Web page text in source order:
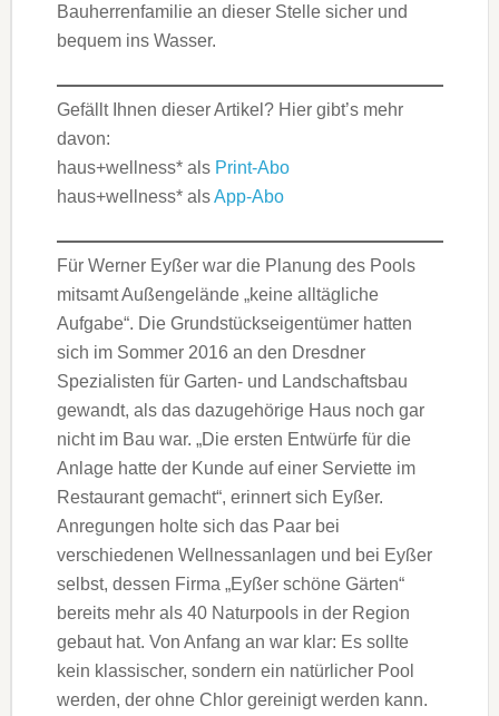
Bauherrenfamilie an dieser Stelle sicher und
bequem ins Wasser.
Gefällt Ihnen dieser Artikel? Hier gibt’s mehr
davon:
haus+wellness* als Print-Abo
haus+wellness* alsApp-Abo
Für Werner Eyßer war die Planung des Pools
mitsamt Außengelände „keine alltägliche
Aufgabe“. Die Grundstückseigentümer hatten
sich im Sommer 2016 an den Dresdner
Spezialisten für Garten- und Landschaftsbau
gewandt, als das dazugehörige Haus noch gar
nicht im Bau war. „Die ersten Entwürfe für die
Anlage hatte der Kunde auf einer Serviette im
Restaurant gemacht“, erinnert sich Eyßer.
Anregungen holte sich das Paar bei
verschiedenen Wellnessanlagen und bei Eyßer
selbst, dessen Firma „Eyßer schöne Gärten“
bereits mehr als 40 Naturpools in der Region
gebaut hat. Von Anfang an war klar: Es sollte
kein klassischer, sondern ein natürlicher Pool
werden, der ohne Chlor gereinigt werden kann.